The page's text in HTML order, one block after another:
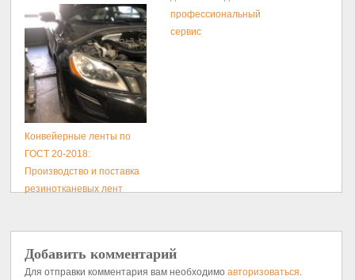
профессиональный
сервис
Конвейерные ленты по
ГОСТ 20-2018:
Производство и поставка
резинотканевых лент
Добавить комментарий
Для отправки комментария вам необходимоавторизоваться.